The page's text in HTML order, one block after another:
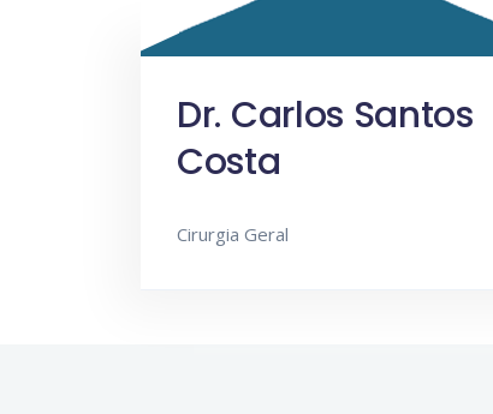
Dr. Carlos Santos
Costa
Cirurgia Geral